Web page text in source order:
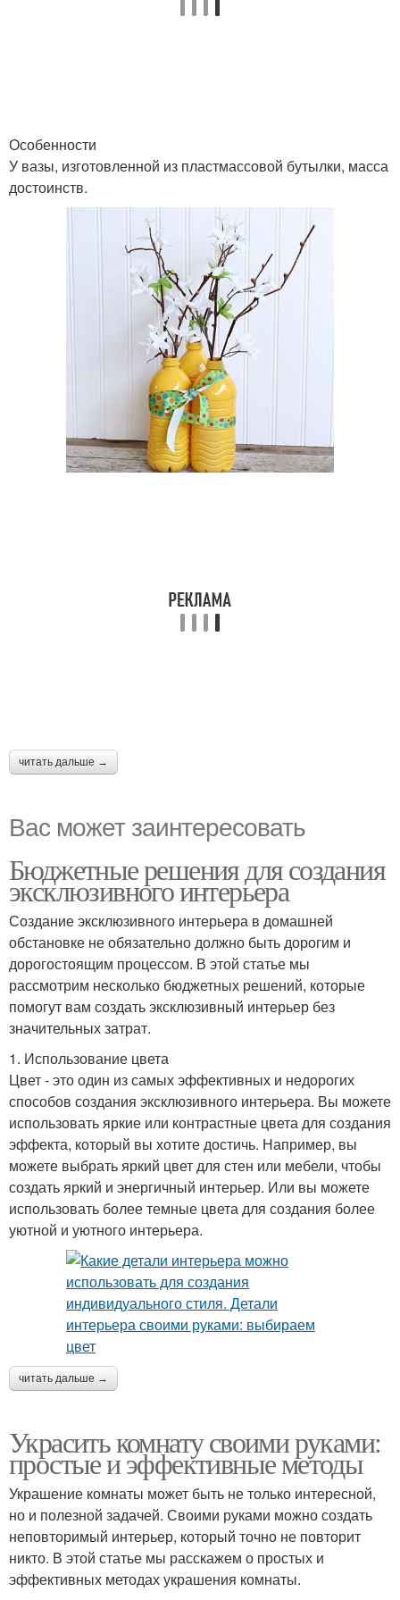
Особенности
У вазы, изготовленной из пластмассовой бутылки, масса
достоинств.
читать дальше →
Вас может заинтересовать
Бюджетные решения для создания
эксклюзивного интерьера
Создание эксклюзивного интерьера в домашней
обстановке не обязательно должно быть дорогим и
дорогостоящим процессом. В этой статье мы
рассмотрим несколько бюджетных решений, которые
помогут вам создать эксклюзивный интерьер без
значительных затрат.
1. Использование цвета
Цвет - это один из самых эффективных и недорогих
способов создания эксклюзивного интерьера. Вы можете
использовать яркие или контрастные цвета для создания
эффекта, который вы хотите достичь. Например, вы
можете выбрать яркий цвет для стен или мебели, чтобы
создать яркий и энергичный интерьер. Или вы можете
использовать более темные цвета для создания более
уютной и уютного интерьера.
читать дальше →
Украсить комнату своими руками:
простые и эффективные методы
Украшение комнаты может быть не только интересной,
но и полезной задачей. Своими руками можно создать
неповторимый интерьер, который точно не повторит
никто. В этой статье мы расскажем о простых и
эффективных методах украшения комнаты.